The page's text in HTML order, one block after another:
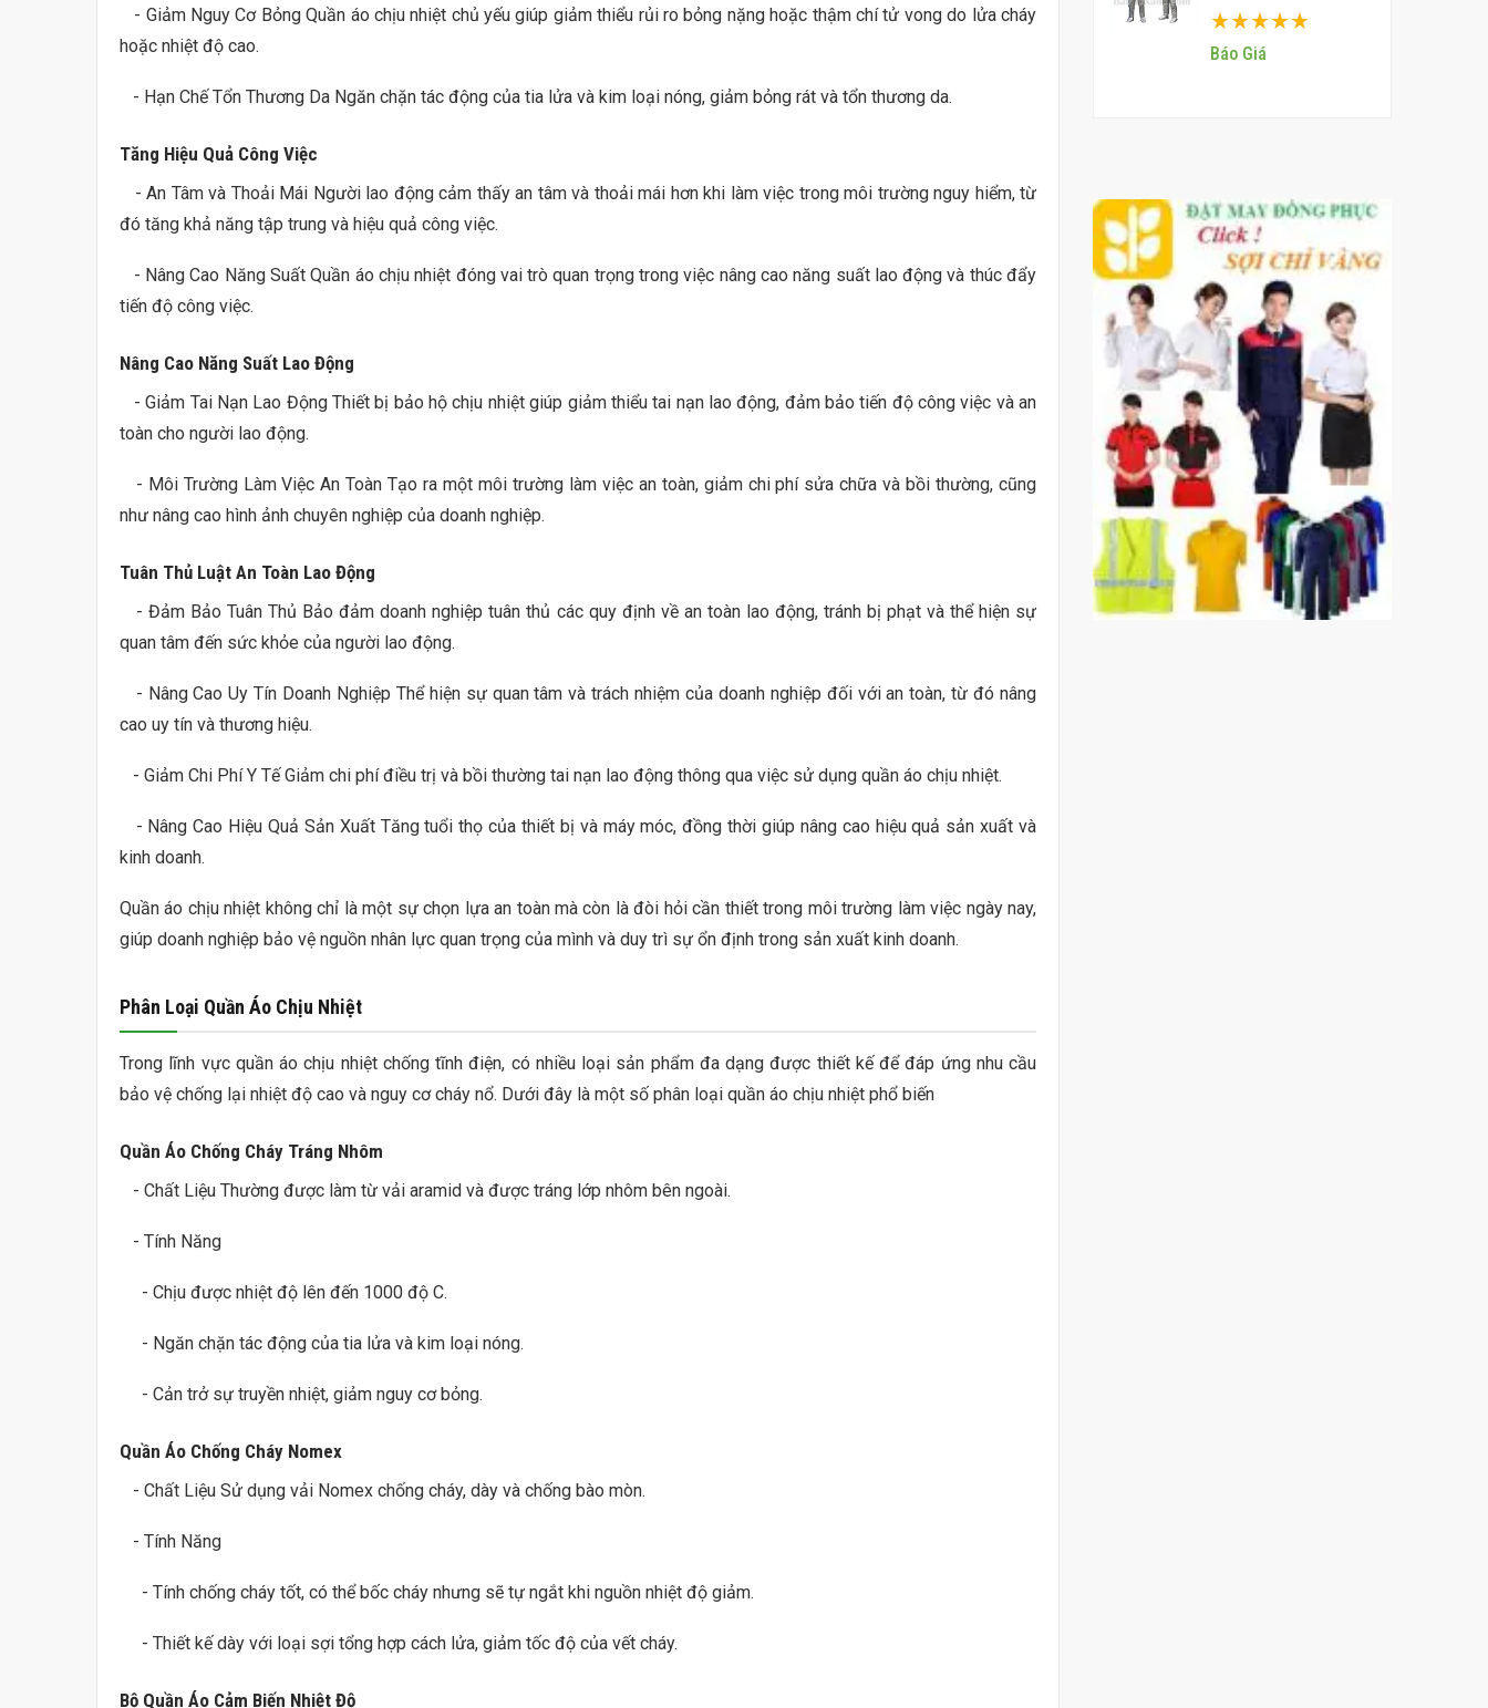
- Giảm Nguy Cơ Bỏng Quần áo chịu nhiệt chủ yếu giúp giảm thiểu rủi ro bỏng nặng hoặc thậm chí tử vong do lửa cháy
hoặc nhiệt độ cao.
- Hạn Chế Tổn Thương Da Ngăn chặn tác động của tia lửa và kim loại nóng, giảm bỏng rát và tổn thương da.
Tăng Hiệu Quả Công Việc
- An Tâm và Thoải Mái Người lao động cảm thấy an tâm và thoải mái hơn khi làm việc trong môi trường nguy hiểm, từ
đó tăng khả năng tập trung và hiệu quả công việc.
- Nâng Cao Năng Suất Quần áo chịu nhiệt đóng vai trò quan trọng trong việc nâng cao năng suất lao động và thúc đẩy
tiến độ công việc.
Nâng Cao Năng Suất Lao Động
- Giảm Tai Nạn Lao Động Thiết bị bảo hộ chịu nhiệt giúp giảm thiểu tai nạn lao động, đảm bảo tiến độ công việc và an
toàn cho người lao động.
- Môi Trường Làm Việc An Toàn Tạo ra một môi trường làm việc an toàn, giảm chi phí sửa chữa và bồi thường, cũng
như nâng cao hình ảnh chuyên nghiệp của doanh nghiệp.
Tuân Thủ Luật An Toàn Lao Động
- Đảm Bảo Tuân Thủ Bảo đảm doanh nghiệp tuân thủ các quy định về an toàn lao động, tránh bị phạt và thể hiện sự
quan tâm đến sức khỏe của người lao động.
- Nâng Cao Uy Tín Doanh Nghiệp Thể hiện sự quan tâm và trách nhiệm của doanh nghiệp đối với an toàn, từ đó nâng
cao uy tín và thương hiệu.
- Giảm Chi Phí Y Tế Giảm chi phí điều trị và bồi thường tai nạn lao động thông qua việc sử dụng quần áo chịu nhiệt.
- Nâng Cao Hiệu Quả Sản Xuất Tăng tuổi thọ của thiết bị và máy móc, đồng thời giúp nâng cao hiệu quả sản xuất và
kinh doanh.
Quần áo chịu nhiệt không chỉ là một sự chọn lựa an toàn mà còn là đòi hỏi cần thiết trong môi trường làm việc ngày nay,
giúp doanh nghiệp bảo vệ nguồn nhân lực quan trọng của mình và duy trì sự ổn định trong sản xuất kinh doanh.
Phân Loại Quần Áo Chịu Nhiệt
Trong lĩnh vực quần áo chịu nhiệt chống tĩnh điện, có nhiều loại sản phẩm đa dạng được thiết kế để đáp ứng nhu cầu
bảo vệ chống lại nhiệt độ cao và nguy cơ cháy nổ. Dưới đây là một số phân loại quần áo chịu nhiệt phổ biến
Quần Áo Chống Cháy Tráng Nhôm
- Chất Liệu Thường được làm từ vải aramid và được tráng lớp nhôm bên ngoài.
- Tính Năng
- Chịu được nhiệt độ lên đến 1000 độ C.
- Ngăn chặn tác động của tia lửa và kim loại nóng.
- Cản trở sự truyền nhiệt, giảm nguy cơ bỏng.
Quần Áo Chống Cháy Nomex
- Chất Liệu Sử dụng vải Nomex chống cháy, dày và chống bào mòn.
- Tính Năng
- Tính chống cháy tốt, có thể bốc cháy nhưng sẽ tự ngắt khi nguồn nhiệt độ giảm.
- Thiết kế dày với loại sợi tổng hợp cách lửa, giảm tốc độ của vết cháy.
Bộ Quần Áo Cảm Biến Nhiệt Độ
Xếp hạng:
100%
Báo Giá